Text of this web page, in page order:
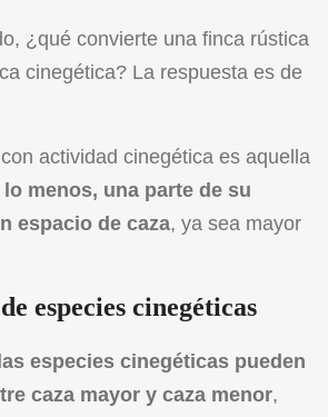
¿qué convierte una finca rústica
cinegética? La respuesta es de
actividad cinegética es aquella
menos, una parte de su
espacio de caza, ya sea mayor
especies cinegéticas
las especies cinegéticas pueden
caza mayor y caza menor,